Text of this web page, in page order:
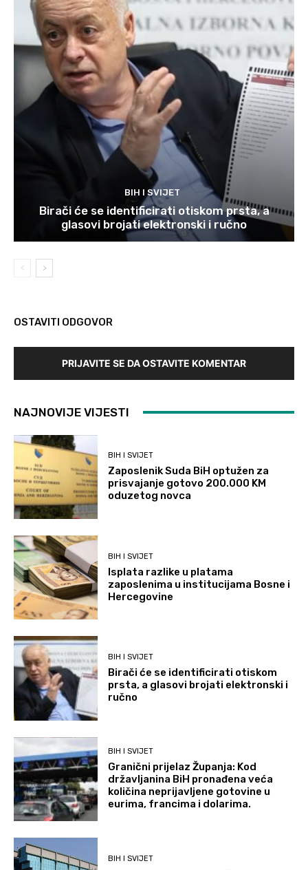
BIH I SVIJET
Birači će se identificirati otiskom prsta, a
glasovi brojati elektronski i ručno
OSTAVITI ODGOVOR
PRIJAVITE SE DA OSTAVITE KOMENTAR
NAJNOVIJE VIJESTI
BIH I SVIJET
Zaposlenik Suda BiH optužen za
prisvajanje gotovo 200.000 KM
oduzetog novca
BIH I SVIJET
Isplata razlike u platama
zaposlenima u institucijama Bosne i
Hercegovine
BIH I SVIJET
Birači će se identificirati otiskom
prsta, a glasovi brojati elektronski i
ručno
BIH I SVIJET
Granični prijelaz Županja: Kod
državljanina BiH pronađena veća
količina neprijavljene gotovine u
eurima, francima i dolarima.
BIH I SVIJET